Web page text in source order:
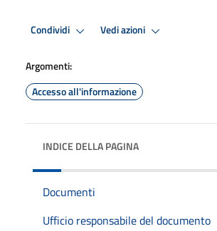
Condividi Vedi azioni
Argomenti:
Accesso all'informazione
INDICE DELLA PAGINA
Documenti
Ufficio responsabile del documento